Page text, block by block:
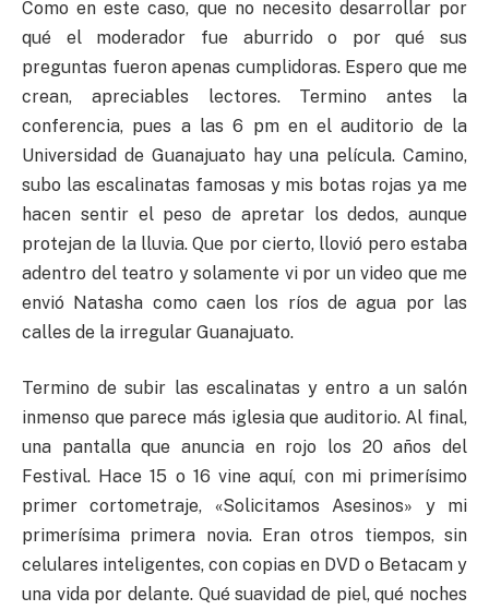
Como en este caso, que no necesito desarrollar por
qué el moderador fue aburrido o por qué sus
preguntas fueron apenas cumplidoras. Espero que me
crean, apreciables lectores. Termino antes la
conferencia, pues a las 6 pm en el auditorio de la
Universidad de Guanajuato hay una película. Camino,
subo las escalinatas famosas y mis botas rojas ya me
hacen sentir el peso de apretar los dedos, aunque
protejan de la lluvia. Que por cierto, llovió pero estaba
adentro del teatro y solamente vi por un video que me
envió Natasha como caen los ríos de agua por las
calles de la irregular Guanajuato.
Termino de subir las escalinatas y entro a un salón
inmenso que parece más iglesia que auditorio. Al final,
una pantalla que anuncia en rojo los 20 años del
Festival. Hace 15 o 16 vine aquí, con mi primerísimo
primer cortometraje, «Solicitamos Asesinos» y mi
primerísima primera novia. Eran otros tiempos, sin
celulares inteligentes, con copias en DVD o Betacam y
una vida por delante. Qué suavidad de piel, qué noches